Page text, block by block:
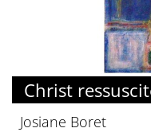
Christ
Josiane Boret